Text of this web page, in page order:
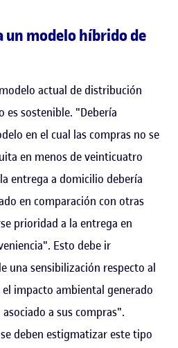
un modelo híbrido de
actual de distribución
es sostenible. "Debería
en el cual las compras no se
en menos de veinticuatro
entrega a domicilio debería
en comparación con otras
prioridad a la entrega en
Esto debe ir
una sensibilización respecto al
impacto ambiental generado
a sus compras".
deben estigmatizar este tipo